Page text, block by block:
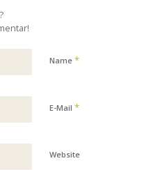
Name *
E-Mail *
Website